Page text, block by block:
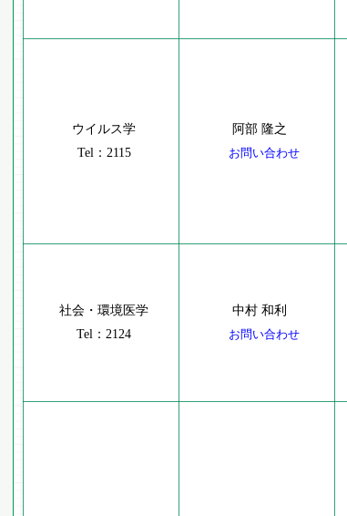
ウイルス学
Tel：2115
阿部 隆之
お問い合わせ
社会・環境医学
Tel：2124
中村 和利
お問い合わせ